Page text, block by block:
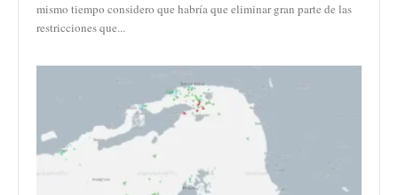
mismo tiempo considero que habría que eliminar gran parte de las
restricciones que...